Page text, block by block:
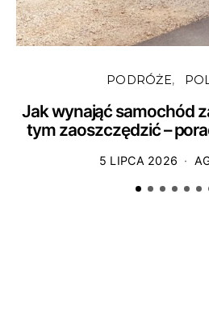
PODRÓŻE
Jak wynająć samochód
tym zaoszczędzić –
5 LIPCA 2026